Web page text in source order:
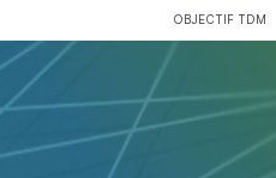
OBJECTIF TDM